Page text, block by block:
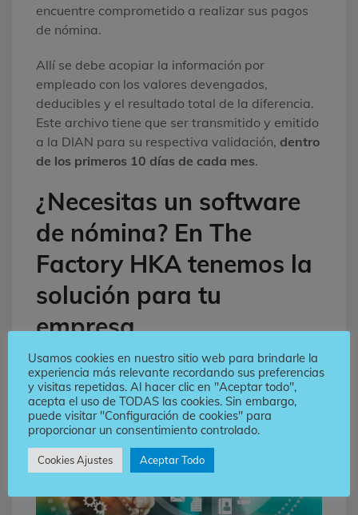
encuentre comprometido a realizar sus pagos
de nómina.
Allí se debe acopiar la información por
empleado con los valores devengados,
deducibles y el resultado total de la diferencia.
Este archivo tiene que ser transmitido y emitido
a la DIAN para su respectiva validación, dentro
de los primeros 10 días de cada mes.
¿Necesitas un software
de nómina? En The
Factory HKA tenemos la
solución para tu
empresa
Usamos cookies en nuestro sitio web para brindarle la
experiencia más relevante recordando sus preferencias
y visitas repetidas. Al hacer clic en "Aceptar todo",
acepta el uso de TODAS las cookies. Sin embargo,
puede visitar "Configuración de cookies" para
proporcionar un consentimiento controlado.
Cookies Ajustes Aceptar Todo